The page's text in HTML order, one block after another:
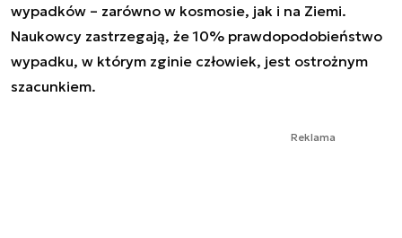
wypadków – zarówno w kosmosie, jak i na Ziemi.
Naukowcy zastrzegają, że 10% prawdopodobieństwo
wypadku, w którym zginie człowiek, jest ostrożnym
szacunkiem.
Reklama